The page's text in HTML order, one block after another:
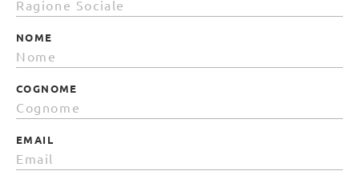
NOME
COGNOME
EMAIL